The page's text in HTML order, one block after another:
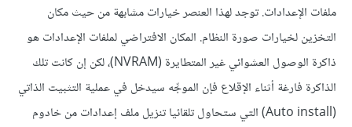
ملفات الإعدادات. توجد لهذا العنصر خيارات مشابهة من حيث مكان
التخزين لخيارات صورة النظام. المكان الافتراضي لملفات الإعدادات هو
ذاكرة الوصول العشوائي غير المتطايرة (NVRAM)، لكن إن كانت تلك
الذاكرة فارغة أثناء الإقلاع فإن الموجِّه سيدخل في عملية التثبيت الذاتي
(Auto install) التي ستحاول تلقائيا تنزيل ملف إعدادات من خادوم